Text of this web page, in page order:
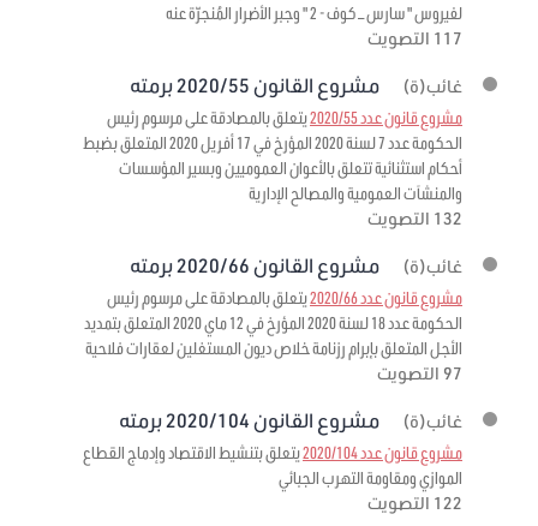
لفيروس " سارس – كوف - 2 " وجبر الأضرار المُنجرّة عنه
117 التصويت
غائب(ة) مشروع القانون 2020/55 برمته
مشروع قانون عدد 2020/55
يتعلق بالمصادقة على مرسوم رئيس
الحكومة عدد 7 لسنة 2020 المؤرخ في 17 أفريل 2020 المتعلق بضبط
أحكام استثنائية تتعلق بالأعوان العموميين وبسير المؤسسات
والمنشآت العمومية والمصالح الإدارية
132 التصويت
غائب(ة) مشروع القانون 2020/66 برمته
مشروع قانون عدد 2020/66
يتعلق بالمصادقة على مرسوم رئيس
الحكومة عدد 18 لسنة 2020 المؤرخ في 12 ماي 2020 المتعلق بتمديد
الأجل المتعلق بإبرام رزنامة خلاص ديون المستغلين لعقارات فلاحية
97 التصويت
غائب(ة) مشروع القانون 2020/104 برمته
مشروع قانون عدد 2020/104
يتعلق بتنشيط الاقتصاد وإدماج القطاع
الموازي ومقاومة التهرب الجبائي
122 التصويت